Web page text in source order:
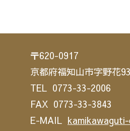
〒620-0917
京都府福知山市字野花
TEL 0773-33-2006
FAX 0773-33-3843
E-MAIL